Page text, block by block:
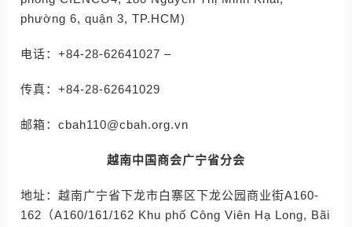
phường 6, quận 3, TP.HCM)
电话：+84-28-62641027 –
传真：+84-28-62641029
邮箱：cbah110@cbah.org.vn
越南中国商会广宁省分会
地址：越南广宁省下龙市白寨区下龙公园商业街A160-
162（A160/161/162 Khu phố Công Viên Hạ Long, Bãi